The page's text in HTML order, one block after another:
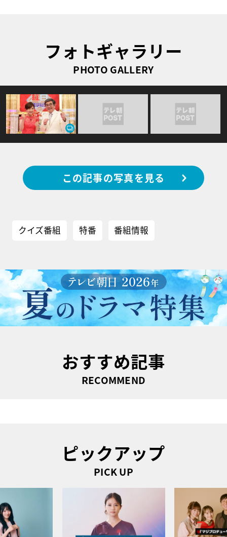
フォトギャラリー
PHOTO GALLERY
この記事の写真を見る
クイズ番組 特番 番組情報
おすすめ記事
RECOMMEND
ピックアップ
PICK UP